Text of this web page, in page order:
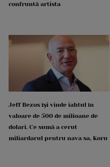
confruntă artista
Jeff Bezos își vinde iahtul în
valoare de 500 de milioane de
dolari. Ce sumă a cerut
miliardarul pentru nava sa, Koru